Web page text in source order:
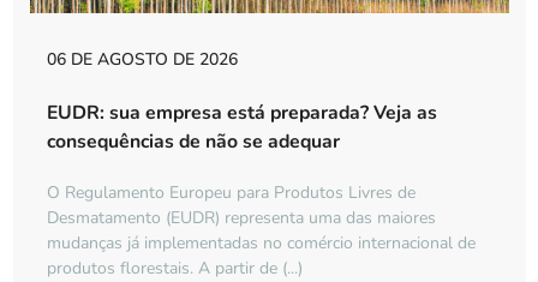
06 DE AGOSTO DE 2026
EUDR: sua empresa está preparada? Veja as
consequências de não se adequar
O Regulamento Europeu para Produtos Livres de
Desmatamento (EUDR) representa uma das maiores
mudanças já implementadas no comércio internacional de
produtos florestais. A partir de (...)